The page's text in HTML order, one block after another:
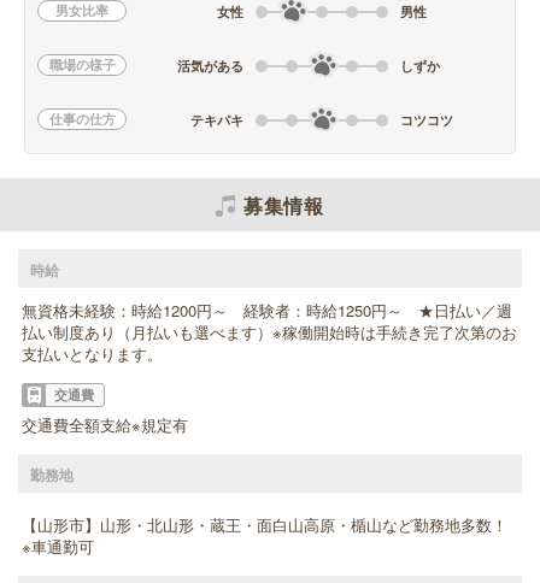
男女比率 女性 男性
職場の様子 活気がある しずか
仕事の仕方 テキパキ コツコツ
募集情報
時給
無資格未経験：時給1200円～ 経験者：時給1250円～ ★日払い／週
払い制度あり（月払いも選べます）※稼働開始時は手続き完了次第のお
支払いとなります。
交通費
交通費全額支給※規定有
勤務地
【山形市】山形・北山形・蔵王・面白山高原・楯山など勤務地多数！
※車通勤可